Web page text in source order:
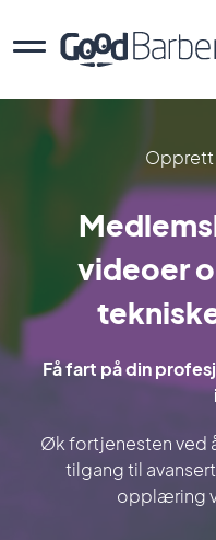
Opprett
videoer
Få fart på din
Øk fortjenesten ved
tilgang til
opplæring